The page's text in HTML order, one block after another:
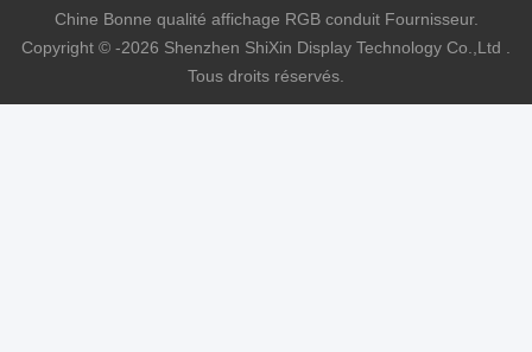
Chine Bonne qualité affichage RGB conduit Fournisseur.
Copyright © -2026 Shenzhen ShiXin Display Technology Co.,Ltd .
Tous droits réservés.